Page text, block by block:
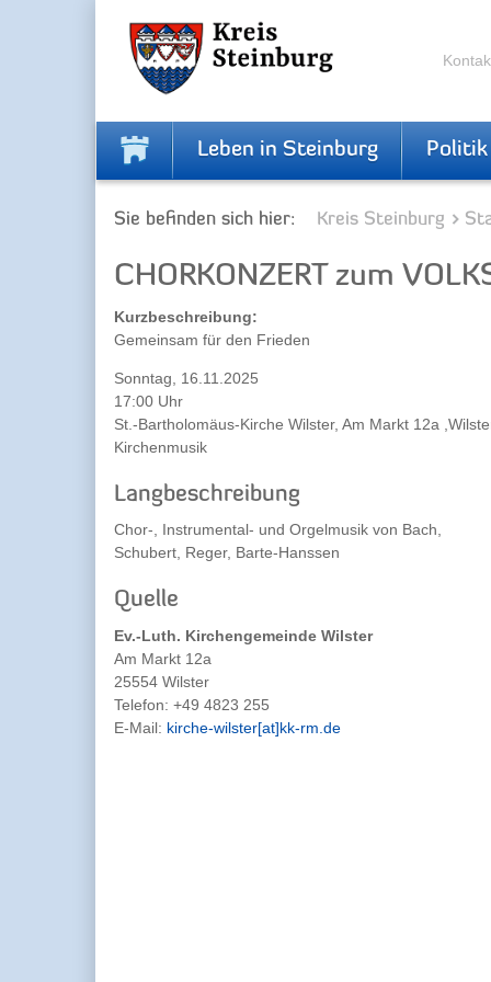
Leben in Steinburg Politik
Sie befinden sich hier: Kreis Steinburg
CHORKONZERT zum
Kurzbeschreibung:
Gemeinsam für den Frieden
Sonntag, 16.11.2025
17:00 Uhr
St.-Bartholomäus-Kirche Wilster, Am Markt 12a
Kirchenmusik
Langbeschreibung
Chor-, Instrumental- und Orgelmusik von Bach,
Schubert, Reger, Barte-Hanssen
Quelle
Ev.-Luth. Kirchengemeinde Wilster
Am Markt 12a
25554 Wilster
Telefon: +49 4823 255
E-Mail: kirche-wilster[at]kk-rm.de